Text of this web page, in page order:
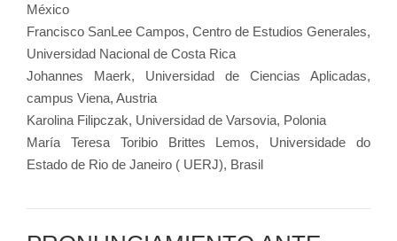
México
Francisco SanLee Campos, Centro de Estudios Generales,
Universidad Nacional de Costa Rica
Johannes Maerk, Universidad de Ciencias Aplicadas,
campus Viena, Austria
Karolina Filipczak, Universidad de Varsovia, Polonia
María Teresa Toribio Brittes Lemos, Universidade do
Estado de Rio de Janeiro ( UERJ), Brasil